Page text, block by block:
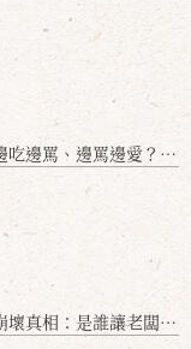
罵邊愛？小辣雞揭密！」
是誰讓老闆心灰意冷？」